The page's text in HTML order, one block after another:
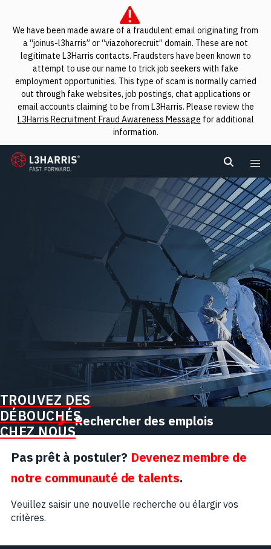
We have been made aware of a fraudulent email originating from
a “joinus-l3harris” or “viazohorecruit” domain. These are not
legitimate L3Harris contacts. Fraudsters have been known to
attempt to use our name to trick job seekers with fake
employment opportunities. This type of scam is normally carried
out through fake websites, job postings, chat applications or
email accounts claiming to be from L3Harris. Please review the
L3Harris Recruitment Fraud Awareness Message for additional
information.
L3Harris
Search
TROUVEZ DES
DÉBOUCHÉS
CHEZ NOUS
Rechercher des emplois
Pas prêt à postuler? Devenez membre de
notre communauté de talents.
Veuillez saisir une nouvelle recherche ou élargir vos
critères.